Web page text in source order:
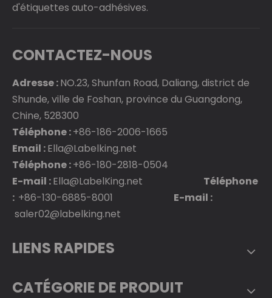
d'étiquettes auto-adhésives.
CONTACTEZ-NOUS
Adresse :NO.23, Shunfan Road, Daliang, district de
Shunde, ville de Foshan, province du Guangdong,
Chine, 528300
Téléphone :+86-186-2006-1665
Email :Ella@Labelking.net
Téléphone :+86-180-2818-0504
E-mail :Ella@LabelKing.net
Téléphone
: +86-130-6885-8001 E-mail :
saler02@labelking.net
LIENS RAPIDES
CATÉGORIE DE PRODUIT